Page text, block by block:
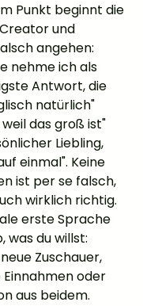
Punkt beginnt die
und
angehen:
nehme ich als
Antwort, die
natürlich"
das groß ist"
Liebling,
einmal". Keine
ist per se falsch,
wirklich richtig.
erste Sprache
was du willst:
Zuschauer,
oder
aus beidem.